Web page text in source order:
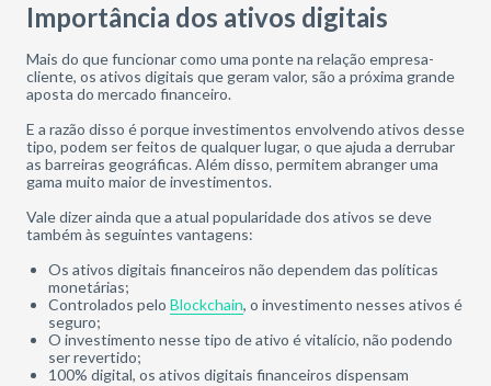
Importância dos ativos digitais
Mais do que funcionar como uma ponte na relação empresa-
cliente, os ativos digitais que geram valor, são a próxima grande
aposta do mercado financeiro.
E a razão disso é porque investimentos envolvendo ativos desse
tipo, podem ser feitos de qualquer lugar, o que ajuda a derrubar
as barreiras geográficas. Além disso, permitem abranger uma
gama muito maior de investimentos.
Vale dizer ainda que a atual popularidade dos ativos se deve
também às seguintes vantagens:
Os ativos digitais financeiros não dependem das políticas
monetárias;
Controlados pelo Blockchain, o investimento nesses ativos é
seguro;
O investimento nesse tipo de ativo é vitalício, não podendo
ser revertido;
100% digital, os ativos digitais financeiros dispensam